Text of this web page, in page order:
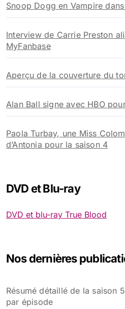
Snoop Dogg en Vampire
Interview de Carrie Preston
MyFanbase
Aperçu de la couverture du
Alan Ball signe avec HBO
Paola Turbay, une Miss
d’Antonia pour la saison 4
DVD et Blu-ray
DVD et blu-ray True Blood
Nos dernières
Résumé détaillé de la saison
par épisode